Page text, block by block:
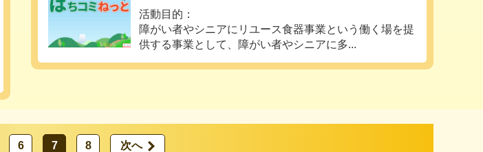
活動目的：
障がい者やシニアにリユース食器事業という働く場を提
供する事業として、障がい者やシニアに多...
6 7 8 次へ